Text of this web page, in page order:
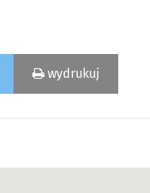
wydrukuj